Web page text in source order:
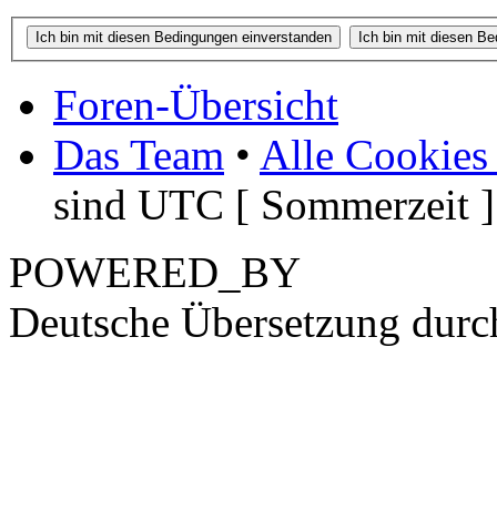
Foren-Übersicht
Das Team • Alle Cookies
sind UTC [ Sommerzeit ]
POWERED_BY
Deutsche Übersetzung